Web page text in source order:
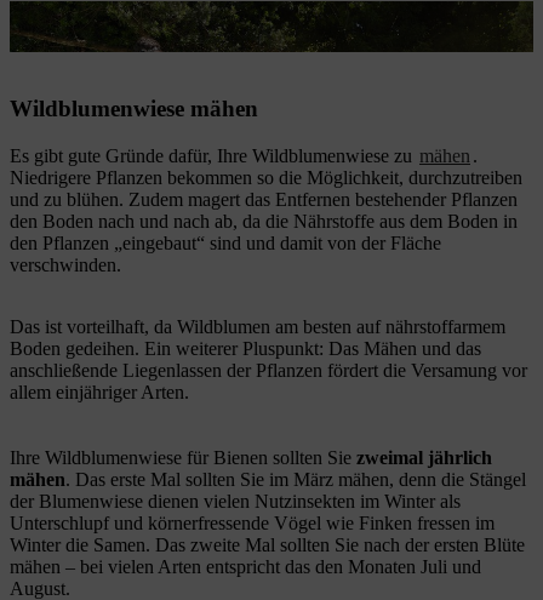
Das Mähen fördert die Versamung einjähriger Arten.
Wildblumenwiese mähen
Es gibt gute Gründe dafür, Ihre Wildblumenwiese zu mähen .
Niedrigere Pflanzen bekommen so die Möglichkeit, durchzutreiben
und zu blühen. Zudem magert das Entfernen bestehender Pflanzen
den Boden nach und nach ab, da die Nährstoffe aus dem Boden in
den Pflanzen „eingebaut“ sind und damit von der Fläche
verschwinden.
Das ist vorteilhaft, da Wildblumen am besten auf nährstoffarmem
Boden gedeihen. Ein weiterer Pluspunkt: Das Mähen und das
anschließende Liegenlassen der Pflanzen fördert die Versamung vor
allem einjähriger Arten.
Ihre Wildblumenwiese für Bienen sollten Sie zweimal jährlich
mähen. Das erste Mal sollten Sie im März mähen, denn die Stängel
der Blumenwiese dienen vielen Nutzinsekten im Winter als
Unterschlupf und körnerfressende Vögel wie Finken fressen im
Winter die Samen. Das zweite Mal sollten Sie nach der ersten Blüte
mähen – bei vielen Arten entspricht das den Monaten Juli und
August.